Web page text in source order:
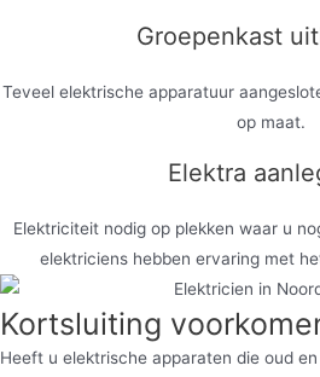
Groepenkast
Teveel elektrische apparatuur
op maat.
Elektra
Elektriciteit nodig op plekken waar u
elektriciens hebben ervaring met
Kortsluiting
Heeft u elektrische apparaten die oud